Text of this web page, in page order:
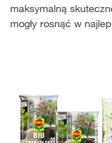
maksymalną
mogły rosnąć w